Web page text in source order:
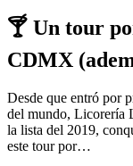
🍸 Un tour
CDMX
Desde que entró por
del mundo, Licorería
la lista del 2019,
este tour por…